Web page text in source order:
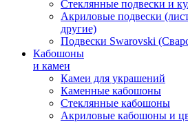
Стеклянные подвески и
Акриловые подвески
другие)
Подвески Swarovski
Кабошоны
и камеи
Камеи для украшений
Каменные кабошоны
Стеклянные кабошоны
Акриловые кабошоны и